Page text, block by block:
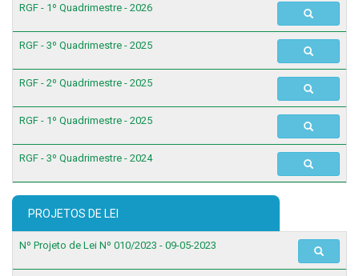
RGF - 1º Quadrimestre - 2026
RGF - 3º Quadrimestre - 2025
RGF - 2º Quadrimestre - 2025
RGF - 1º Quadrimestre - 2025
RGF - 3º Quadrimestre - 2024
PROJETOS DE LEI
Nº Projeto de Lei Nº 010/2023 - 09-05-2023